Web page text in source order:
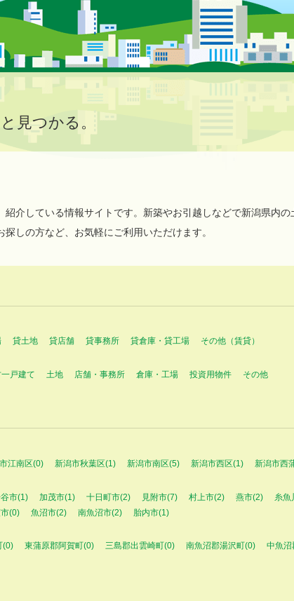
見つかる。
介している情報サイトです。新築やお引越しなどで新潟県内の
しの方など、お気軽にご利用いただけます。
貸土地 貸店舗 貸事務所 貸倉庫・貸工場 その他（賃貸）
戸建て 土地 店舗・事務所 倉庫・工場 投資用物件 その他
江南区(0) 新潟市秋葉区(1) 新潟市南区(5) 新潟市西区(1) 新潟市西
市(1) 加茂市(1) 十日町市(2) 見附市(7) 村上市(2) 燕市(2)
糸魚
(0) 魚沼市(2) 南魚沼市(2) 胎内市(1)
(0) 東蒲原郡阿賀町(0) 三島郡出雲崎町(0) 南魚沼郡湯沢町(0)
中魚沼